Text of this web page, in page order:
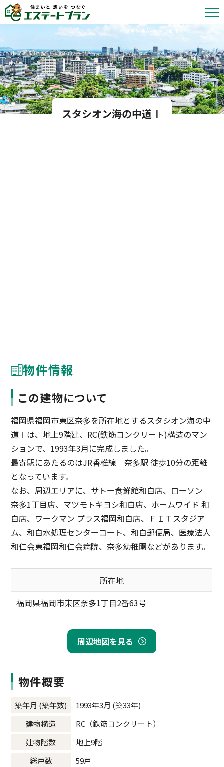
北九州市内の中古マンション情報 | 株式会社エステートプラン
スタシオン海の中道Ⅰ
物件情報
この建物について
福岡県福岡市東区奈多を所在地とするスタシオン海の中
道Ⅰは、地上9階建、RC(鉄筋コンクリート)構造のマン
ションで、1993年3月に完成しました。
最寄駅にあたるのはJR香椎線 奈多駅 徒歩10分の距離
となっています。
なお、周辺エリアに、サトー食鮮館和白店、ローソン
奈多1丁目店、マツモトキヨシ和白店、ホームワイド 和
白店、ワークマン プラス福岡和白店、ＦＩＴスタジア
ム、和白水処理センターコート、和白郵便局、医療法人
和仁会東福岡和仁会病院、奈多幼稚園などがあります。
所在地
福岡県福岡市東区奈多1丁目2番63号
周辺地図を見る
物件概要
築年月 (築年数)
1993年3月 (築33年)
建物構造
RC（鉄筋コンクリート）
建物階数
地上9階
総戸数
59戸